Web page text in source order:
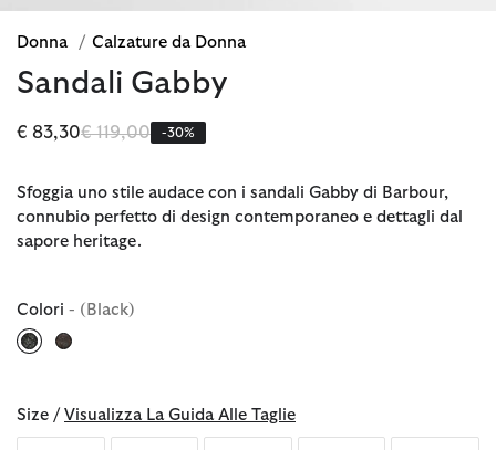
Donna / Calzature da Donna
Sandali Gabby
€ 83,30Prezzo ridotto da
€ 119,00a -30%
Sfoggia uno stile audace con i sandali Gabby di Barbour,
connubio perfetto di design contemporaneo e dettagli dal
sapore heritage.
Colori - (Black)
Size / Visualizza La Guida Alle Taglie